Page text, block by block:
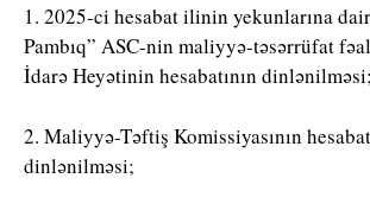
1. 2025-ci hesabat ilinin yekunlarına
Pambıq” ASC-nin maliyyə-təsərrüfat
İdarə Heyətinin hesabatının dinlənilməsi;
2. Maliyyə-Təftiş Komissiyasının
dinlənilməsi;